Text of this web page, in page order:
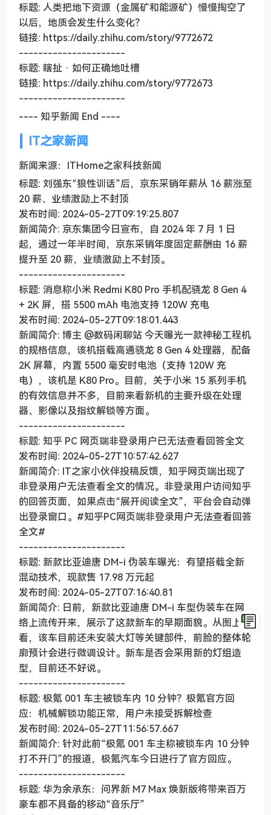
标题: 人类把地下资源（金属矿和能源矿）慢慢掏空了
以后，地质会发生什么变化？
链接: https://daily.zhihu.com/story/9772672
----------------------
标题: 瞎扯 · 如何正确地吐槽
链接: https://daily.zhihu.com/story/9772673
----------------------
---- 知乎新闻 End ----
IT之家新闻
新闻来源：ITHome之家科技新闻
标题: 刘强东“狼性训话”后，京东采销年薪从 16 薪涨至
20 薪、业绩激励上不封顶
发布时间: 2024-05-27T09:19:25.807
新闻简介: 京东集团今日宣布，自 2024 年 7 月 1 日
起，通过一年半时间，京东采销年度固定薪酬由 16 薪
提升至 20 薪，业绩激励上不封顶。
----------------------
标题: 消息称小米 Redmi K80 Pro 手机配骁龙 8 Gen 4
+ 2K 屏，搭 5500 mAh 电池支持 120W 充电
发布时间: 2024-05-27T09:18:01.443
新闻简介: 博主 @数码闲聊站 今天曝光一款神秘工程机
的规格信息，该机搭载高通骁龙 8 Gen 4 处理器，配备
2K 屏幕，内置 5500 毫安时电池（支持 120W 充
电），该机是 K80 Pro。目前，关于小米 15 系列手机
的有效信息并不多，目前来看新机的主要升级在处理
器、影像以及指纹解锁等方面。
----------------------
标题: 知乎 PC 网页端非登录用户已无法查看回答全文
发布时间: 2024-05-27T10:57:42.627
新闻简介: IT之家小伙伴投稿反馈，知乎网页端出现了
非登录用户无法查看全文的情况。非登录用户访问知乎
的回答页面，如果点击“展开阅读全文”，平台会自动弹
出登录窗口。#知乎PC网页端非登录用户无法查看回答
全文#
----------------------
标题: 新款比亚迪唐 DM-i 伪装车曝光：有望搭载全新
混动技术，现款售 17.98 万元起
发布时间: 2024-05-27T07:16:40.81
新闻简介: 日前，新款比亚迪唐 DM-i 车型伪装车在网
络上流传开来，展示了这款新车的早期面貌。从图上
看，该车目前还未安装大灯等关键部件，前脸的整体轮
廓预计会进行微调设计。新车是否会采用新的灯组造
型，目前还不好说。
----------------------
标题: 极氪 001 车主被锁车内 10 分钟？极氪官方回
应：机械解锁功能正常，用户未接受拆解检查
发布时间: 2024-05-27T11:56:57.667
新闻简介: 针对此前“极氪 001 车主称被锁车内 10 分钟
打不开门”的报道，极氪汽车今日进行了官方回应。
----------------------
标题: 华为余承东：问界新 M7 Max 焕新版将带来百万
豪车都不具备的移动“音乐厅”